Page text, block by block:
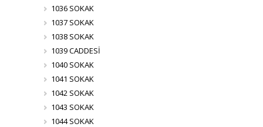
1036 SOKAK
1037 SOKAK
1038 SOKAK
1039 CADDESİ
1040 SOKAK
1041 SOKAK
1042 SOKAK
1043 SOKAK
1044 SOKAK